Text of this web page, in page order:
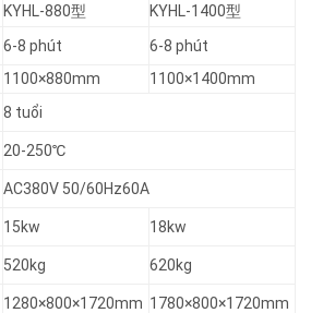
KYHL-880型
KYHL-1400型
6-8 phút
6-8 phút
1100×880mm
1100×1400mm
8 tuổi
20-250℃
AC380V 50/60Hz60A
15kw
18kw
520kg
620kg
1280×800×1720mm 1780×800×1720mm